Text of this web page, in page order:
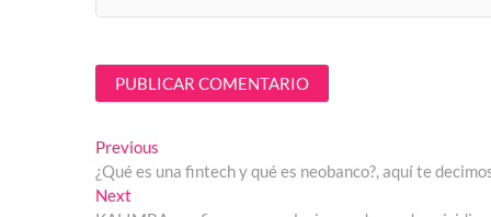
Navegación
de
Previous
post:
¿Qué es una fintech y qué es neobanco?, aquí te
Next